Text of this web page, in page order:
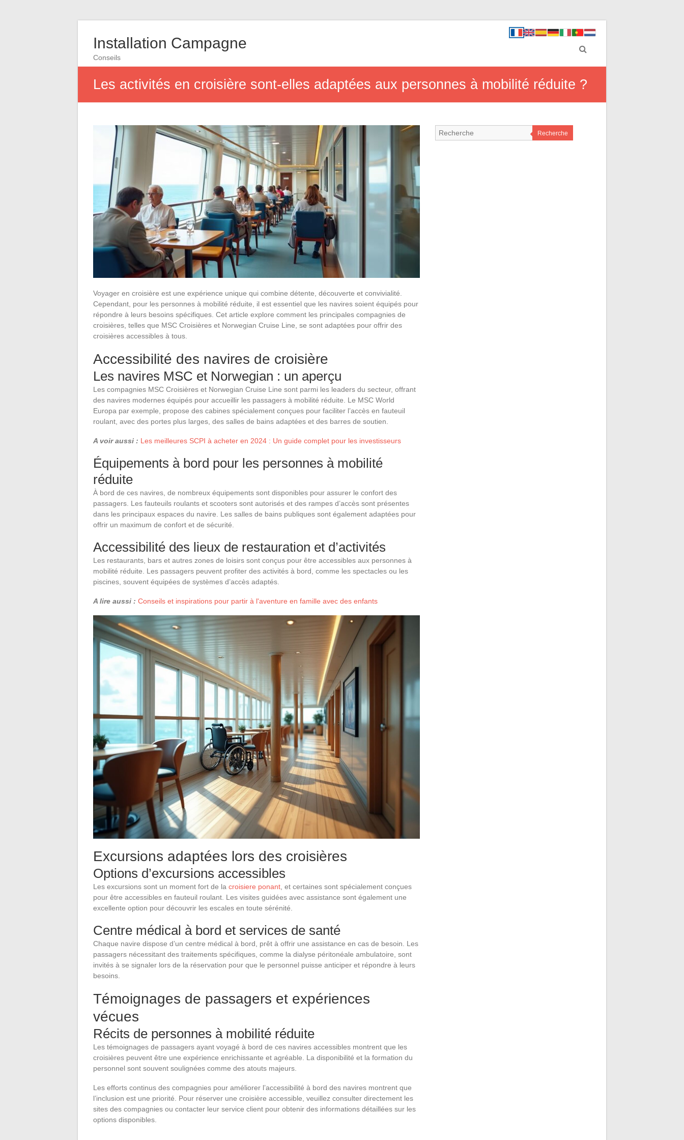
Installation Campagne
Conseils
Les activités en croisière sont-elles adaptées aux personnes à mobilité réduite ?
Voyager en croisière est une expérience unique qui combine détente, découverte et convivialité.
Cependant, pour les personnes à mobilité réduite, il est essentiel que les navires soient équipés pour
répondre à leurs besoins spécifiques. Cet article explore comment les principales compagnies de
croisières, telles que MSC Croisières et Norwegian Cruise Line, se sont adaptées pour offrir des
croisières accessibles à tous.
Accessibilité des navires de croisière
Les navires MSC et Norwegian : un aperçu
Les compagnies MSC Croisières et Norwegian Cruise Line sont parmi les leaders du secteur, offrant
des navires modernes équipés pour accueillir les passagers à mobilité réduite. Le MSC World
Europa par exemple, propose des cabines spécialement conçues pour faciliter l’accès en fauteuil
roulant, avec des portes plus larges, des salles de bains adaptées et des barres de soutien.
A voir aussi : Les meilleures SCPI à acheter en 2024 : Un guide complet pour les investisseurs
Équipements à bord pour les personnes à mobilité
réduite
À bord de ces navires, de nombreux équipements sont disponibles pour assurer le confort des
passagers. Les fauteuils roulants et scooters sont autorisés et des rampes d’accès sont présentes
dans les principaux espaces du navire. Les salles de bains publiques sont également adaptées pour
offrir un maximum de confort et de sécurité.
Accessibilité des lieux de restauration et d’activités
Les restaurants, bars et autres zones de loisirs sont conçus pour être accessibles aux personnes à
mobilité réduite. Les passagers peuvent profiter des activités à bord, comme les spectacles ou les
piscines, souvent équipées de systèmes d’accès adaptés.
A lire aussi : Conseils et inspirations pour partir à l'aventure en famille avec des enfants
Excursions adaptées lors des croisières
Options d’excursions accessibles
Les excursions sont un moment fort de la croisiere ponant , et certaines sont spécialement conçues
pour être accessibles en fauteuil roulant. Les visites guidées avec assistance sont également une
excellente option pour découvrir les escales en toute sérénité.
Centre médical à bord et services de santé
Chaque navire dispose d’un centre médical à bord, prêt à offrir une assistance en cas de besoin. Les
passagers nécessitant des traitements spécifiques, comme la dialyse péritonéale ambulatoire, sont
invités à se signaler lors de la réservation pour que le personnel puisse anticiper et répondre à leurs
besoins.
Témoignages de passagers et expériences
vécues
Récits de personnes à mobilité réduite
Les témoignages de passagers ayant voyagé à bord de ces navires accessibles montrent que les
croisières peuvent être une expérience enrichissante et agréable. La disponibilité et la formation du
personnel sont souvent soulignées comme des atouts majeurs.
Les efforts continus des compagnies pour améliorer l’accessibilité à bord des navires montrent que
l’inclusion est une priorité. Pour réserver une croisière accessible, veuillez consulter directement les
sites des compagnies ou contacter leur service client pour obtenir des informations détaillées sur les
options disponibles.
Recherche